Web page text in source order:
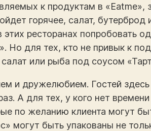
к продуктам в «Eatme»,
горячее, салат,
ресторанах попробовать
Но для тех, кто не привык к
или рыба под соусом
и дружелюбием. Гостей
А для тех, у кого нет
по желанию клиента могут
могут быть упакованы не